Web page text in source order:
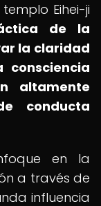
Eihei-ji
de la
la claridad
altamente
conducta
en la
a través de
influencia